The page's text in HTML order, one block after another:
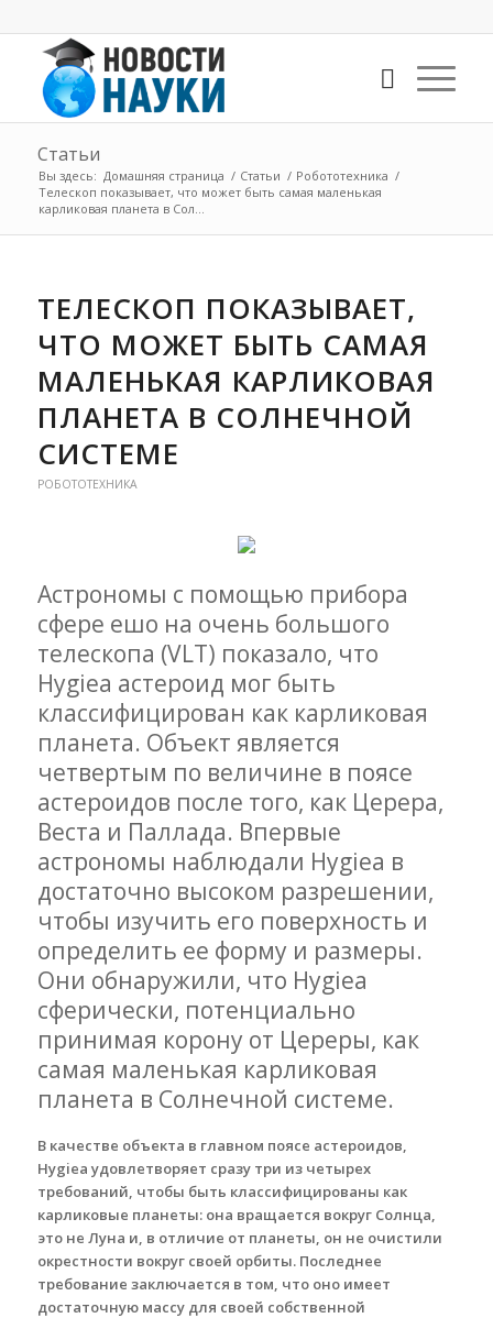
Статьи
Вы здесь: Домашняя страница / Статьи / Робототехника /
Телескоп показывает, что может быть самая маленькая
карликовая планета в Сол...
ТЕЛЕСКОП ПОКАЗЫВАЕТ,
ЧТО МОЖЕТ БЫТЬ САМАЯ
МАЛЕНЬКАЯ КАРЛИКОВАЯ
ПЛАНЕТА В СОЛНЕЧНОЙ
СИСТЕМЕ
РОБОТОТЕХНИКА
Астрономы с помощью прибора
сфере ешо на очень большого
телескопа (VLT) показало, что
Hygiea астероид мог быть
классифицирован как карликовая
планета. Объект является
четвертым по величине в поясе
астероидов после того, как Церера,
Веста и Паллада. Впервые
астрономы наблюдали Hygiea в
достаточно высоком разрешении,
чтобы изучить его поверхность и
определить ее форму и размеры.
Они обнаружили, что Hygiea
сферически, потенциально
принимая корону от Цереры, как
самая маленькая карликовая
планета в Солнечной системе.
В качестве объекта в главном поясе астероидов,
Hygiea удовлетворяет сразу три из четырех
требований, чтобы быть классифицированы как
карликовые планеты: она вращается вокруг Солнца,
это не Луна и, в отличие от планеты, он не очистили
окрестности вокруг своей орбиты. Последнее
требование заключается в том, что оно имеет
достаточную массу для своей собственной